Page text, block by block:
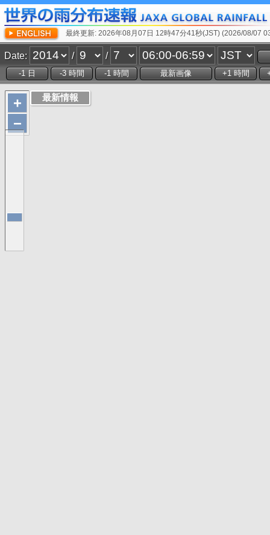
最終更新: 2026年08月07日 12時47分41秒(JST) (2026/08/07
Date: / /
+
−